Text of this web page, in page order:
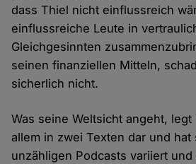
dass Thiel nicht einflussreich
einflussreiche Leute in
Gleichgesinnten
seinen finanziellen Mitteln,
sicherlich nicht.
Was seine Weltsicht angeht,
allem in zwei Texten dar und
unzähligen Podcasts variiert